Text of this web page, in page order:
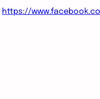
https://